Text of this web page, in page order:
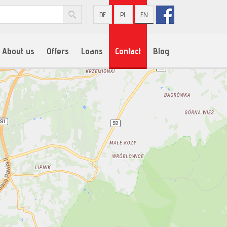
DE PL EN
About us Offers Loans Contact Blog